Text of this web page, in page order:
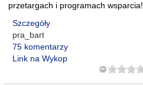
przetargach i programach wsparcia!
Szczegóły
pra_bart
75 komentarzy
Link na Wykop